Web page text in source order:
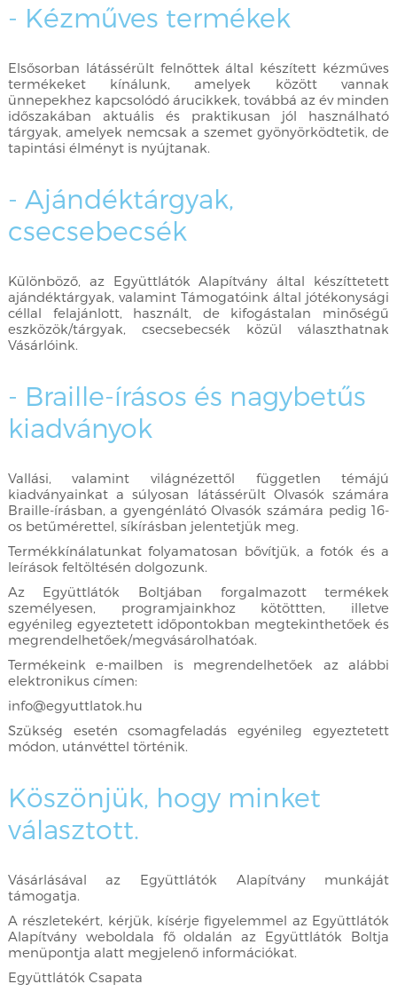
- Kézműves termékek
Elsősorban látássérült felnőttek által készített kézműves
termékeket kínálunk, amelyek között vannak
ünnepekhez kapcsolódó árucikkek, továbbá az év minden
időszakában aktuális és praktikusan jól használható
tárgyak, amelyek nemcsak a szemet gyönyörködtetik, de
tapintási élményt is nyújtanak.
- Ajándéktárgyak,
csecsebecsék
Különböző, az Együttlátók Alapítvány által készíttetett
ajándéktárgyak, valamint Támogatóink által jótékonysági
céllal felajánlott, használt, de kifogástalan minőségű
eszközök/tárgyak, csecsebecsék közül választhatnak
Vásárlóink.
- Braille-írásos és nagybetűs
kiadványok
Vallási, valamint világnézettől független témájú
kiadványainkat a súlyosan látássérült Olvasók számára
Braille-írásban, a gyengénlátó Olvasók számára pedig 16-
os betűmérettel, síkírásban jelentetjük meg.
Termékkínálatunkat folyamatosan bővítjük, a fotók és a
leírások feltöltésén dolgozunk.
Az Együttlátók Boltjában forgalmazott termékek
személyesen, programjainkhoz kötöttten, illetve
egyénileg egyeztetett időpontokban megtekinthetőek és
megrendelhetőek/megvásárolhatóak.
Termékeink e-mailben is megrendelhetőek az alábbi
elektronikus címen:
info@egyuttlatok.hu
Szükség esetén csomagfeladás egyénileg egyeztetett
módon, utánvéttel történik.
Köszönjük, hogy minket
választott.
Vásárlásával az Együttlátók Alapítvány munkáját
támogatja.
A részletekért, kérjük, kísérje figyelemmel az Együttlátók
Alapítvány weboldala fő oldalán az Együttlátók Boltja
menüpontja alatt megjelenő információkat.
Együttlátók Csapata